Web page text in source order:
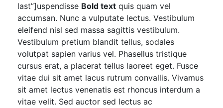
last”]uspendisse Bold text quis quam vel
accumsan. Nunc a vulputate lectus. Vestibulum
eleifend nisl sed massa sagittis vestibulum.
Vestibulum pretium blandit tellus, sodales
volutpat sapien varius vel. Phasellus tristique
cursus erat, a placerat tellus laoreet eget. Fusce
vitae dui sit amet lacus rutrum convallis. Vivamus
sit amet lectus venenatis est rhoncus interdum a
vitae velit. Sed auctor sed lectus ac